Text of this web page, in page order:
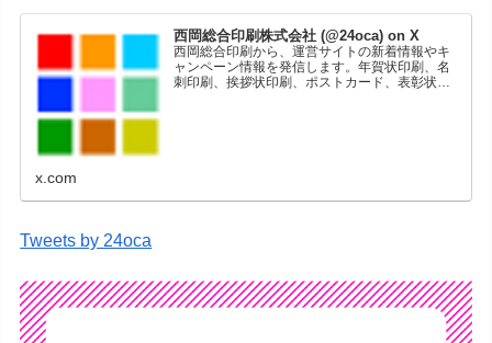
西岡総合印刷株式会社 (@24oca) on X
西岡総合印刷から、運営サイトの新着情報やキ
ャンペーン情報を発信します。年賀状印刷、名
刺印刷、挨拶状印刷、ポストカード、表彰状印
x.com
Tweets by 24oca